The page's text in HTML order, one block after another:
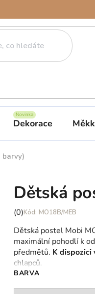
Dekorace
barvy)
Dětská
Průměrné
produktu
je
0,0
z
5
hvězdiček.
(0) MO18B/MEB
Dětská postel Mobi
maximální pohodlí k
předmětů. K dispozici
chlapců.
BARVA